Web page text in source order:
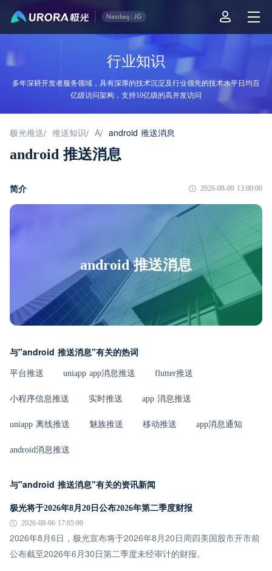
行业知识
多年深耕开发者服务领域，具有深厚的技术沉淀及行业领先的技术水平日均百
亿级访问架构，支持10亿级的高并发访问
极光推送/ 推送知识/ A/ android 推送消息
android 推送消息
简介 2026-08-09 13:00:00
android 推送消息
与"android 推送消息"有关的热词
平台推送 uniapp app消息推送 flutter推送
小程序信息推送 实时推送 app 消息推送
uniapp 离线推送 魅族推送 移动推送 app消息通知
android消息推送
与"android 推送消息"有关的资讯新闻
极光将于2026年8月20日公布2026年第二季度财报
2026-08-06 17:05:00
2026年8月6日，极光宣布将于2026年8月20日周四美国股市开市前
公布截至2026年6月30日第二季度未经审计的财报。